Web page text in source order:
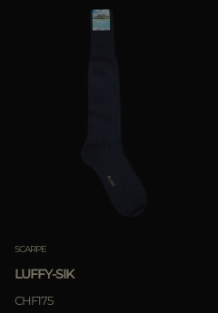
SCARPE
LUFFY-SIK
CHF175